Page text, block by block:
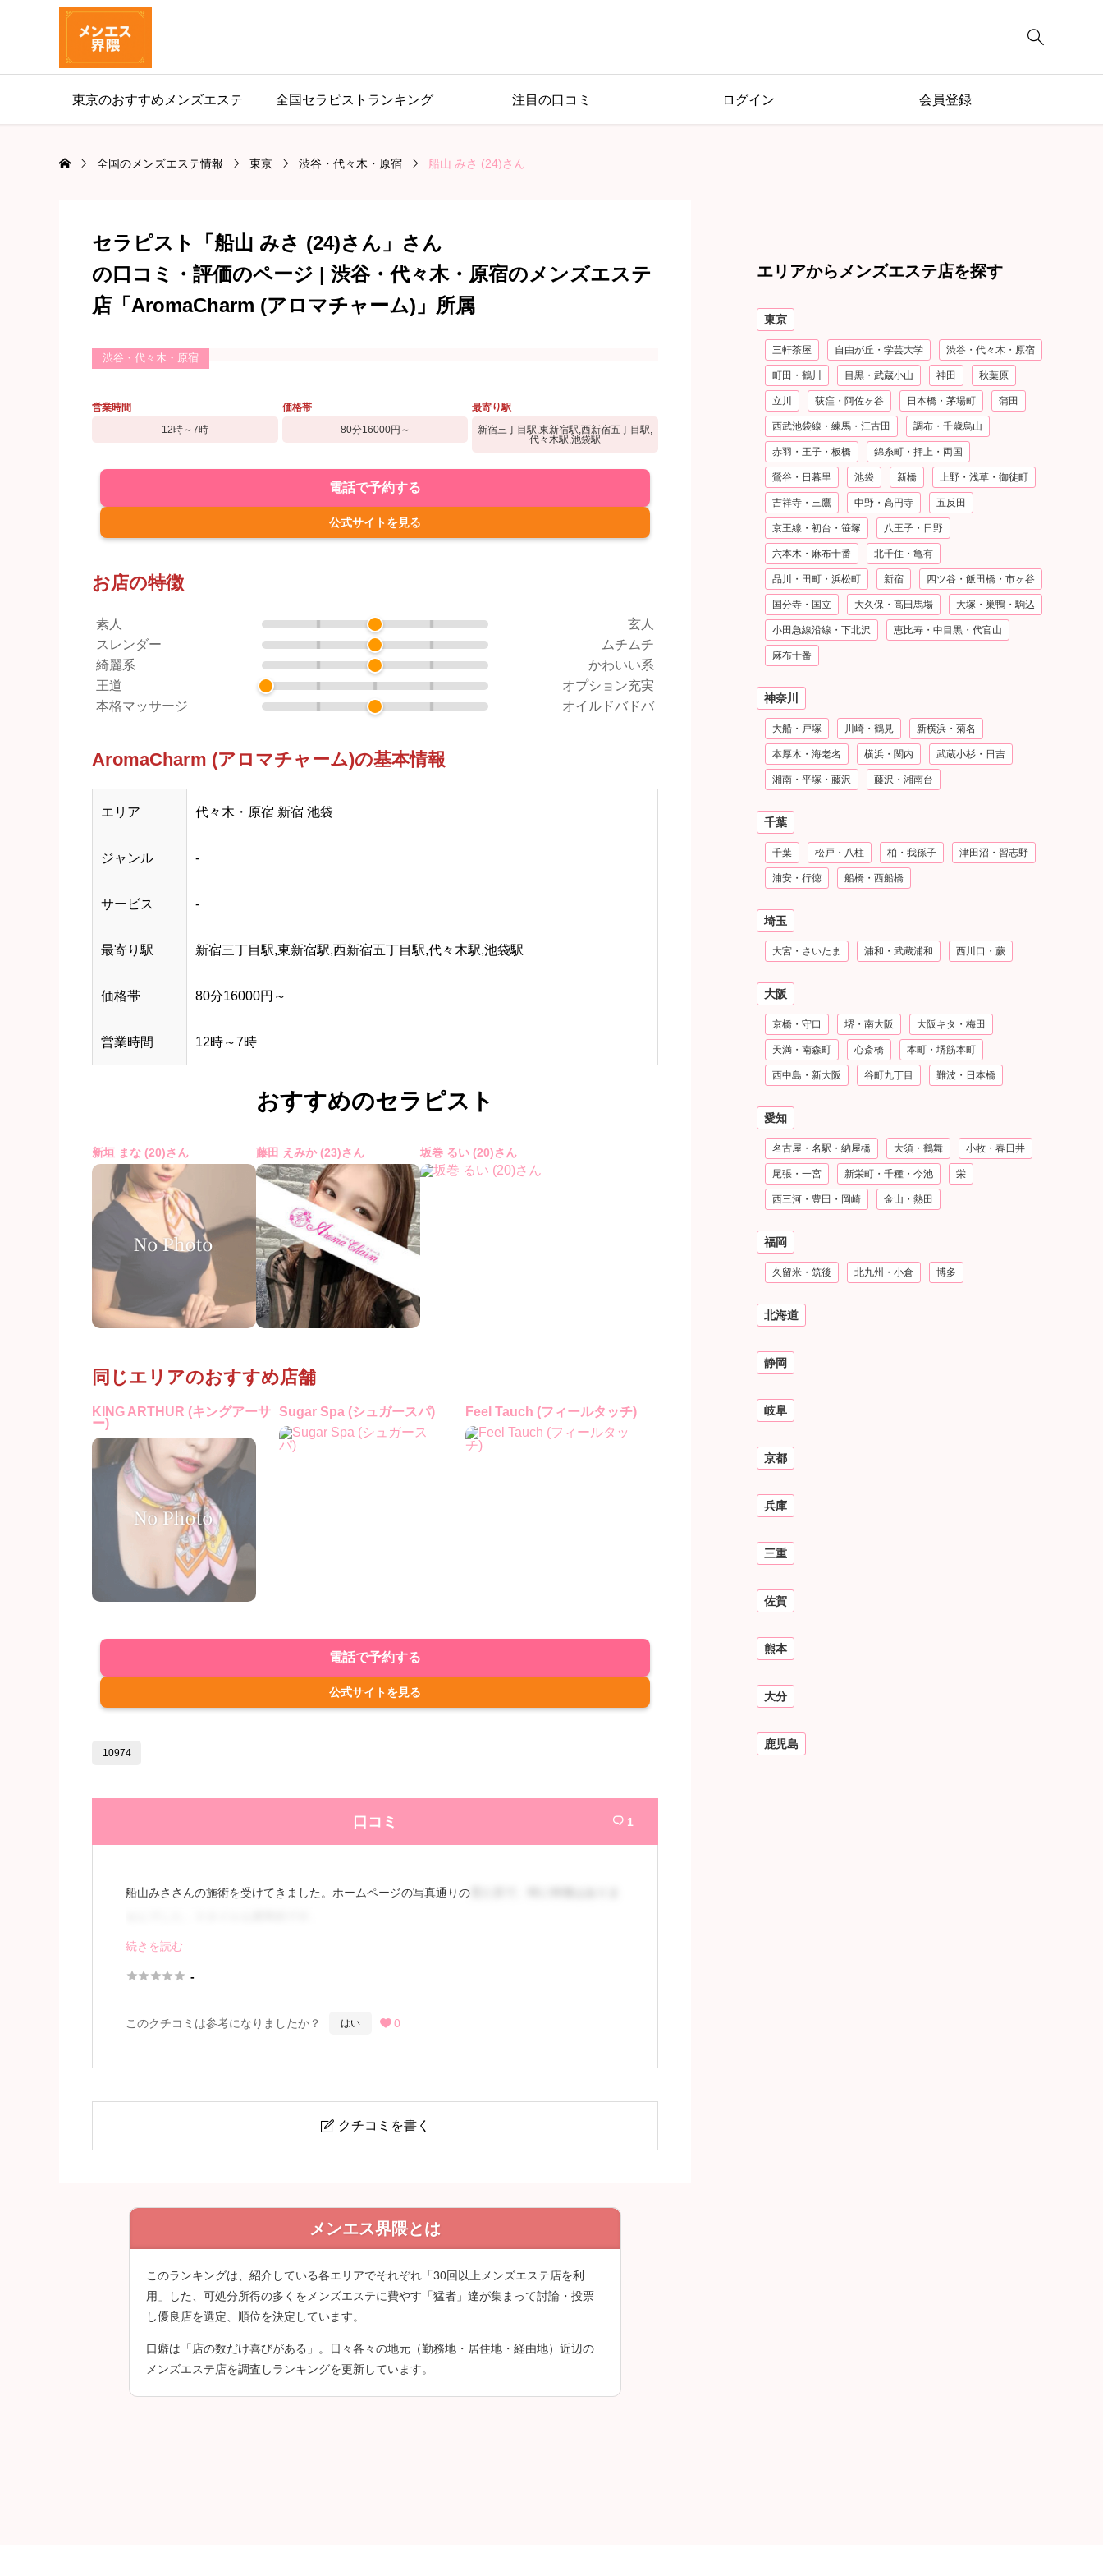

東京のおすすめメンズエステ 全国セラピストランキング 注目の口コミ ログイン 会員登録
全国のメンズエステ情報 東京 渋谷・代々木・原宿 船山 みさ (24)さん
セラピスト「船山 みさ (24)さん」さん
の口コミ・評価のページ | 渋谷・代々木・原宿のメンズエステ
店「AromaCharm (アロマチャーム)」所属
渋谷・代々木・原宿
営業時間
12時～7時
価格帯
80分16000円～
最寄り駅
新宿三丁目駅,東新宿駅,西新宿五丁目駅,
代々木駅,池袋駅
電話で予約する
公式サイトを見る
お店の特徴
素人
玄人
スレンダー
ムチムチ
綺麗系
かわいい系
王道
オプション充実
本格マッサージ
オイルドバドバ
AromaCharm (アロマチャーム)の基本情報
エリア 代々木・原宿 新宿 池袋
ジャンル -
サービス -
最寄り駅 新宿三丁目駅,東新宿駅,西新宿五丁目駅,代々木駅,池袋駅
価格帯 80分16000円～
営業時間 12時～7時
おすすめのセラピスト
新垣 まな (20)さん 藤田 えみか (23)さん 坂巻 るい (20)さん
同じエリアのおすすめ店舗
KING ARTHUR (キングアーサ
ー)
Sugar Spa (シュガースパ) Feel Tauch (フィールタッチ)
電話で予約する
公式サイトを見る
10974
口コミ  1
船山みささんの施術を受けてきました。ホームページの写真通りの
続きを読む
 -
このクチコミは参考になりましたか？ はい  0
 クチコミを書く
クチコミは会員登録後に投稿できます。
メンエス界隈とは
このランキングは、紹介している各エリアでそれぞれ「30回以上メンズエステ店を利
用」した、可処分所得の多くをメンズエステに費やす「猛者」達が集まって討論・投票
し優良店を選定、順位を決定しています。
口癖は「店の数だけ喜びがある」。日々各々の地元（勤務地・居住地・経由地）近辺の
メンズエステ店を調査しランキングを更新しています。
エリアからメンズエステ店を探す
東京
三軒茶屋 自由が丘・学芸大学 渋谷・代々木・原宿
町田・鶴川 目黒・武蔵小山 神田 秋葉原
立川 荻窪・阿佐ヶ谷 日本橋・茅場町 蒲田
西武池袋線・練馬・江古田 調布・千歳烏山
赤羽・王子・板橋 錦糸町・押上・両国
鶯谷・日暮里 池袋 新橋 上野・浅草・御徒町
吉祥寺・三鷹 中野・高円寺 五反田
京王線・初台・笹塚 八王子・日野
六本木・麻布十番 北千住・亀有
品川・田町・浜松町 新宿 四ツ谷・飯田橋・市ヶ谷
国分寺・国立 大久保・高田馬場 大塚・巣鴨・駒込
小田急線沿線・下北沢 恵比寿・中目黒・代官山
麻布十番
神奈川
大船・戸塚 川崎・鶴見 新横浜・菊名
本厚木・海老名 横浜・関内 武蔵小杉・日吉
湘南・平塚・藤沢 藤沢・湘南台
千葉
千葉 松戸・八柱 柏・我孫子 津田沼・習志野
浦安・行徳 船橋・西船橋
埼玉
大宮・さいたま 浦和・武蔵浦和 西川口・蕨
大阪
京橋・守口 堺・南大阪 大阪キタ・梅田
天満・南森町 心斎橋 本町・堺筋本町
西中島・新大阪 谷町九丁目 難波・日本橋
愛知
名古屋・名駅・納屋橋 大須・鶴舞 小牧・春日井
尾張・一宮 新栄町・千種・今池 栄
西三河・豊田・岡崎 金山・熱田
福岡
久留米・筑後 北九州・小倉 博多
北海道
静岡
岐阜
京都
兵庫
三重
佐賀
熊本
大分
鹿児島